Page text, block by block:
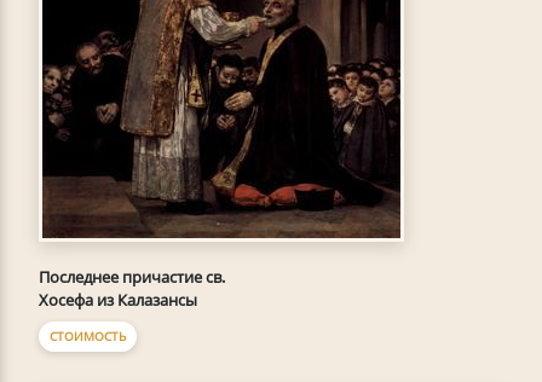
Последнее причастие св.
Хосефа из Калазансы
СТОИМОСТЬ